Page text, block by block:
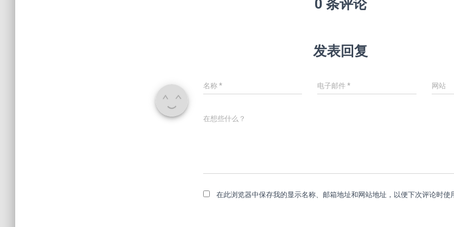
发表回复
名称* 电子邮件* 网站
在想些什么？
在此浏览器中保存我的显示名称、邮箱地址和网站地址，以便下次评论时使